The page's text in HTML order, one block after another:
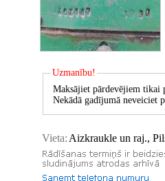
Uzmanību!
Maksājiet pārdevējiem tikai
Nekādā gadījumā neveiciet
Vieta: Aizkraukle un raj.,